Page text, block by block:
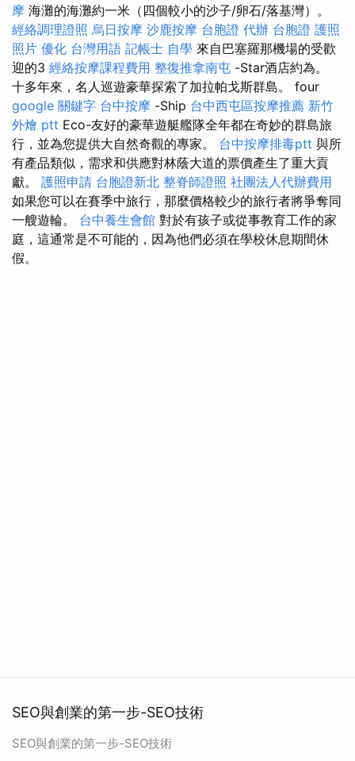
摩 海灘的海灘約一米（四個較小的沙子/卵石/落基灣）。
經絡調理證照 烏日按摩 沙鹿按摩 台胞證 代辦 台胞證 護照
照片 優化 台灣用語 記帳士 自學 來自巴塞羅那機場的受歡
迎的3 經絡按摩課程費用 整復推拿南屯 -Star酒店約為。
十多年來，名人巡遊豪華探索了加拉帕戈斯群島。 four
google 關鍵字 台中按摩 -Ship 台中西屯區按摩推薦 新竹
外燴 ptt Eco-友好的豪華遊艇艦隊全年都在奇妙的群島旅
行，並為您提供大自然奇觀的專家。 台中按摩排毒ptt 與所
有產品類似，需求和供應對林蔭大道的票價產生了重大貢
獻。 護照申請 台胞證新北 整脊師證照 社團法人代辦費用
如果您可以在賽季中旅行，那麼價格較少的旅行者將爭奪同
一艘遊輪。 台中養生會館 對於有孩子或從事教育工作的家
庭，這通常是不可能的，因為他們必須在學校休息期間休
假。
SEO與創業的第一步-SEO技術
SEO與創業的第一步-SEO技術